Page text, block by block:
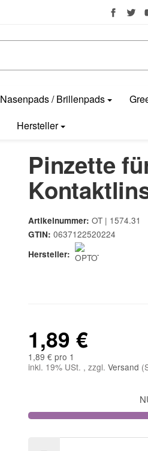
Nasenpads / Brillenpads
Hersteller
Pinzette
Artikelnummer: OT | 1574.31
GTIN: 0637122520224
Hersteller:
1,89 €
1,89 € pro 1
inkl. 19% USt. , zzgl. Versand